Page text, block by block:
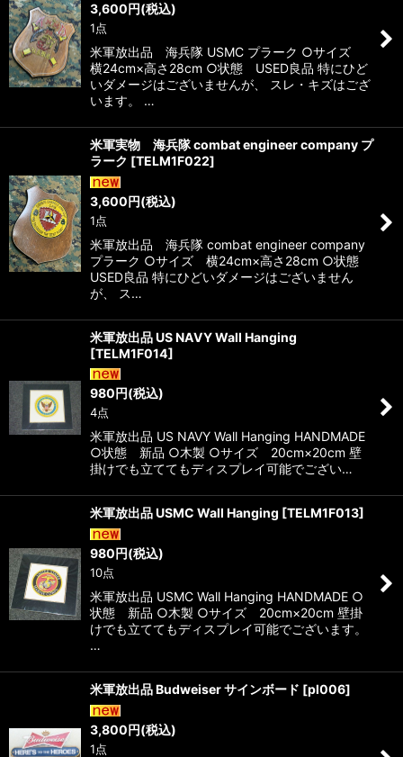
3,600円(税込)
1点
米軍放出品 海兵隊 USMC プラーク ○サイズ
横24cm×高さ28cm ○状態 USED良品 特にひど
いダメージはございませんが、 スレ・キズはござ
います。 …
米軍実物 海兵隊 combat engineer company プ
ラーク [TELM1F022]
3,600円(税込)
1点
米軍放出品 海兵隊 combat engineer company
プラーク ○サイズ 横24cm×高さ28cm ○状態
USED良品 特にひどいダメージはございません
が、 ス…
米軍放出品 US NAVY Wall Hanging
[TELM1F014]
980円(税込)
4点
米軍放出品 US NAVY Wall Hanging HANDMADE
○状態 新品 ○木製 ○サイズ 20cm×20cm 壁
掛けでも立ててもディスプレイ可能でござい…
米軍放出品 USMC Wall Hanging [TELM1F013]
980円(税込)
10点
米軍放出品 USMC Wall Hanging HANDMADE ○
状態 新品 ○木製 ○サイズ 20cm×20cm 壁掛
けでも立ててもディスプレイ可能でございます。
…
米軍放出品 Budweiser サインボード [pl006]
3,800円(税込)
1点